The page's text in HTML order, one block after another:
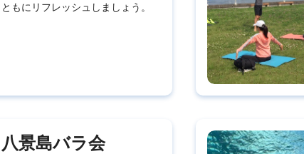
ともにリフレッシュしましょう。
八景島バラ会